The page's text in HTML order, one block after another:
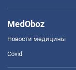
MedOboz
Новости медицины
Covid